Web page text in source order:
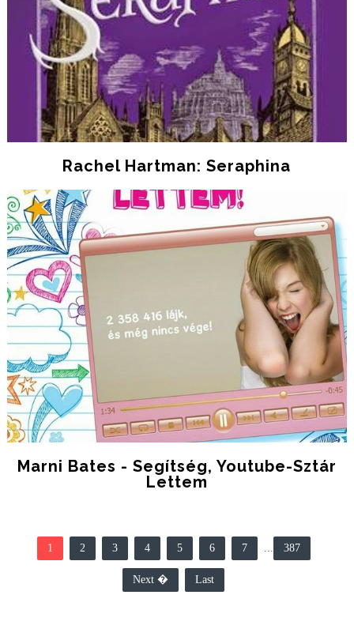
Rachel Hartman: Seraphina
Marni Bates - Segítség, Youtube-Sztár
Lettem
1 2 3 4 5 6 7 ... 387
Next � Last